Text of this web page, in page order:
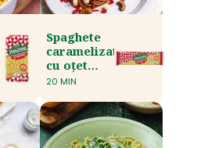
Spaghete
caramelizate
cu oțet
balsamic
20 MIN